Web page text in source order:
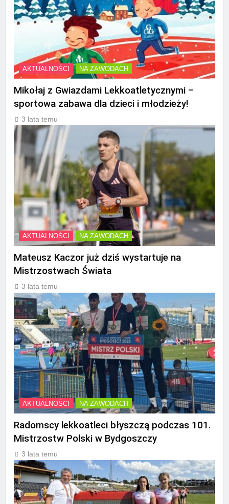
AKTUALNOŚCI NA ZAWODACH
Mikołaj z Gwiazdami Lekkoatletycznymi –
sportowa zabawa dla dzieci i młodzieży!
3 lata temu
AKTUALNOŚCI NA ZAWODACH
Mateusz Kaczor już dziś wystartuje na
Mistrzostwach Świata
3 lata temu
AKTUALNOŚCI NA ZAWODACH
Radomscy lekkoatleci błyszczą podczas 101.
Mistrzostw Polski w Bydgoszczy
3 lata temu